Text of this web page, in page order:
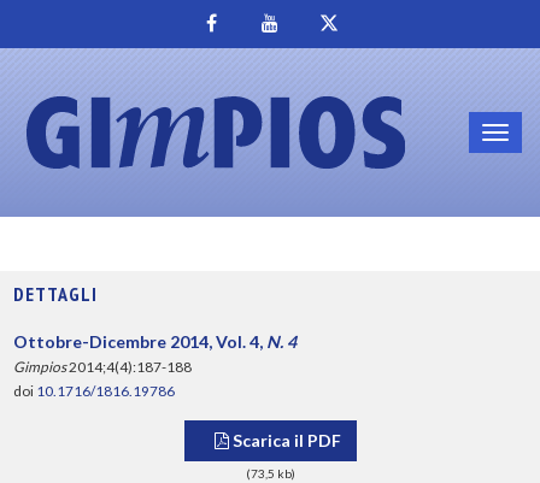
DETTAGLI
Ottobre-Dicembre 2014, Vol. 4, N. 4
Gimpios2014;4(4):187-188
doi 10.1716/1816.19786
Scarica il PDF
(73,5 kb)